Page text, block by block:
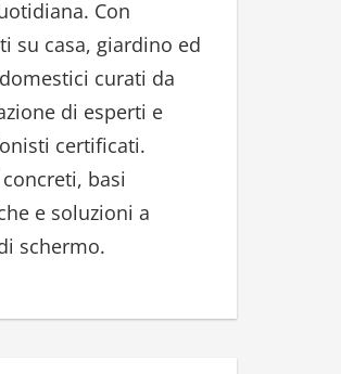
Con
su casa, giardino ed
curati da
di esperti e
certificati.
basi
e soluzioni a
schermo.